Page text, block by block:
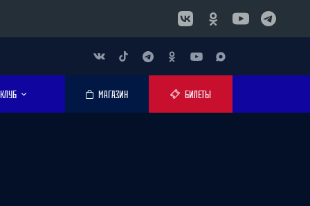
КЛУБ МАГАЗИН БИЛЕТЫ